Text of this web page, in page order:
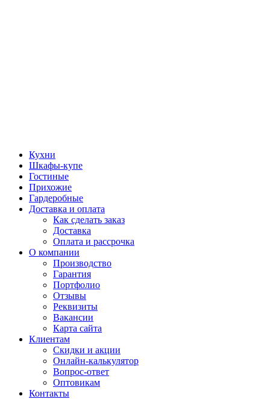
Кухни
Шкафы-купе
Гостиные
Прихожие
Гардеробные
Доставка и оплата
Как сделать заказ
Доставка
Оплата и рассрочка
О компании
Производство
Гарантия
Портфолио
Отзывы
Реквизиты
Вакансии
Карта сайта
Клиентам
Скидки и акции
Онлайн-калькулятор
Вопрос-ответ
Оптовикам
Контакты